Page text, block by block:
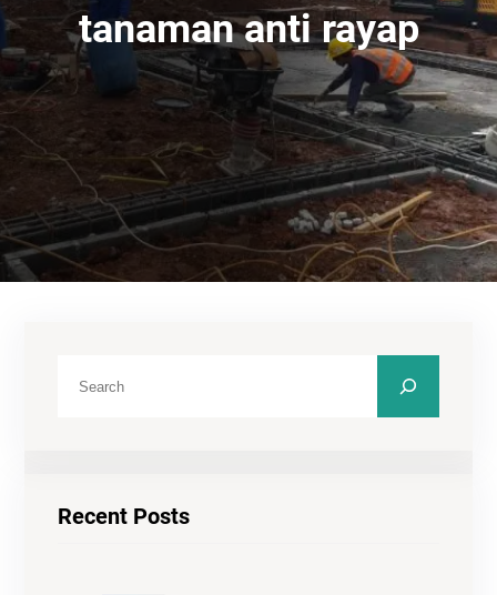
tanaman anti rayap
Recent Posts